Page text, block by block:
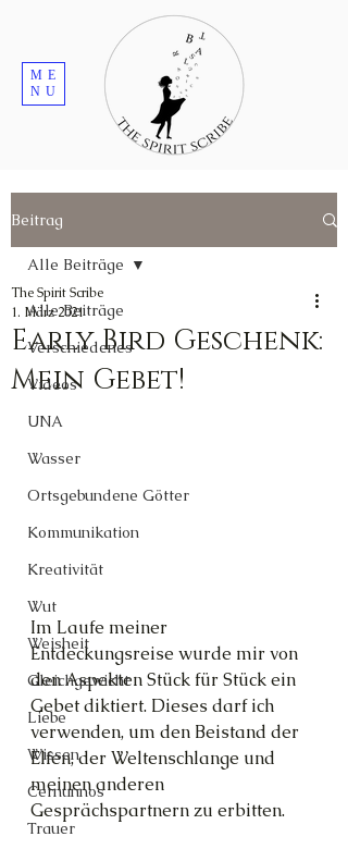
ME
NU
Beitrag
Alle Beiträge
Verschiedenes
Videos
UNA
Wasser
Ortsgebundene Götter
Kommunikation
Kreativität
Wut
Weisheit
Gleichgewicht
Liebe
Wissen
Cernunnos
Trauer
Alle Beiträge
Early Bird Geschenk:
Mein Gebet!
The Spirit Scribe
1. März 2021
Im Laufe meiner
Entdeckungsreise wurde mir von
den Aspekten Stück für Stück ein
Gebet diktiert. Dieses darf ich
verwenden, um den Beistand der
Elfen, der Weltenschlange und
meinen anderen
Gesprächspartnern zu erbitten.